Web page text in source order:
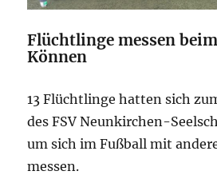
Flüchtlinge messen
Können
13 Flüchtlinge hatten sich
des FSV Neunkirchen-
um sich im Fußball mit
messen.